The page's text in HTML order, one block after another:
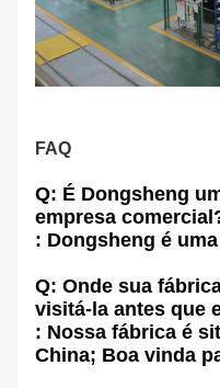
FAQ
Q: É Dongsheng
empresa
: Dongsheng é
Q: Onde sua
visitá-la antes que
: Nossa fábrica é
China; Boa vinda